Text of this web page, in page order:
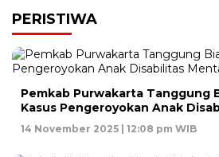
PERISTIWA
Pemkab Purwakarta Tanggung
Kasus Pengeroyokan Anak
14 November 2025 | 12:08 pm WIB